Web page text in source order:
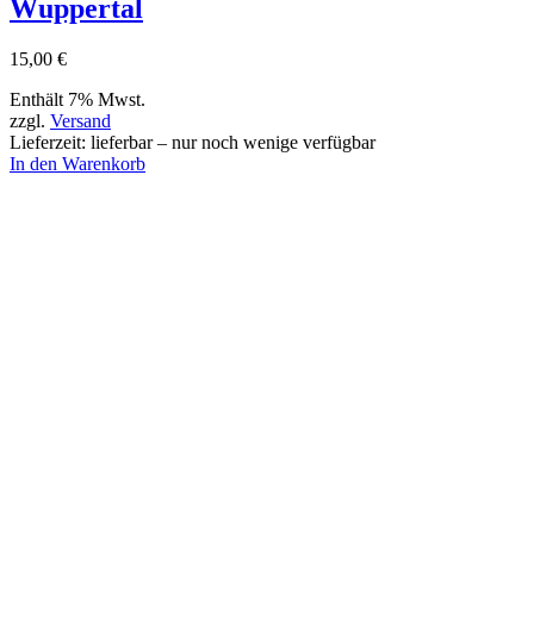
Wuppertal
15,00 €
Enthält 7% Mwst.
zzgl. Versand
Lieferzeit: lieferbar – nur noch wenige verfügbar
In den Warenkorb